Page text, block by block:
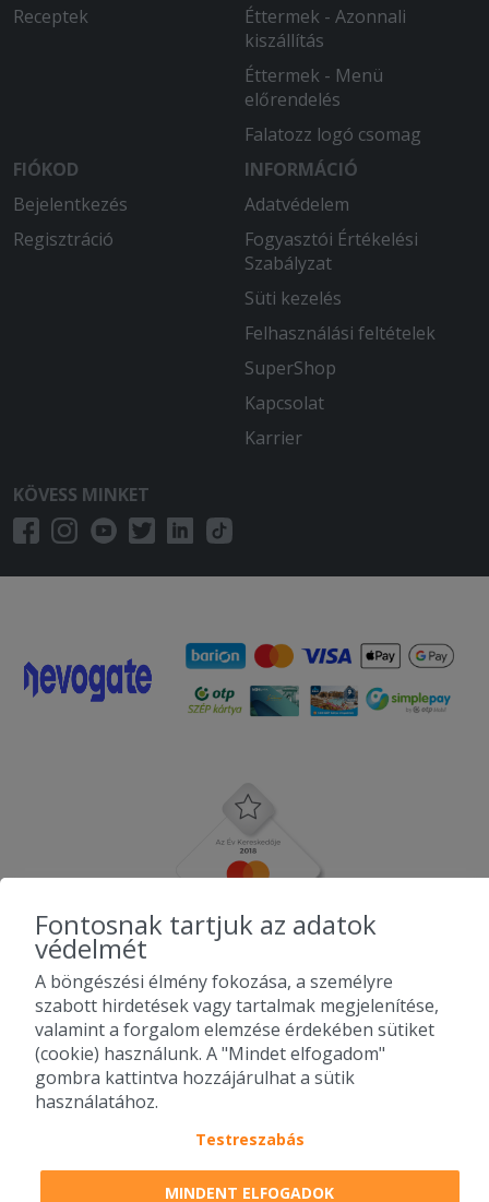
Receptek
Éttermek - Azonnali
kiszállítás
Éttermek - Menü
előrendelés
Falatozz logó csomag
FIÓKOD
Bejelentkezés
Regisztráció
INFORMÁCIÓ
Adatvédelem
Fogyasztói Értékelési
Szabályzat
Süti kezelés
Felhasználási feltételek
SuperShop
Kapcsolat
Karrier
KÖVESS MINKET
2010-2026 Copyright - Falatozz.hu - Diston-line Kft.
Fontosnak tartjuk az adatok
védelmét
A böngészési élmény fokozása, a személyre
szabott hirdetések vagy tartalmak megjelenítése,
valamint a forgalom elemzése érdekében sütiket
(cookie) használunk. A "Mindet elfogadom"
gombra kattintva hozzájárulhat a sütik
használatához.
Testreszabás
MINDENT ELFOGADOK